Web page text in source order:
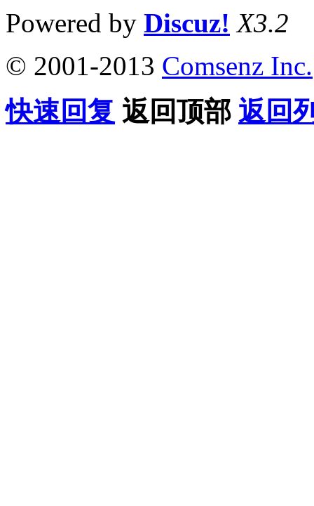
Powered by Discuz! X3.2
© 2001-2013 Comsenz Inc.
快速回复 返回顶部 返回